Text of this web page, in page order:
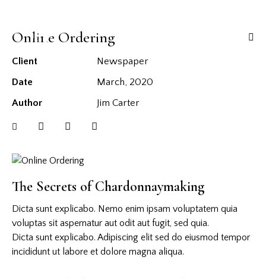
Online Ordering
Client
Newspaper
Date
March, 2020
Author
Jim Carter
The Secrets of Chardonnaymaking
Dicta sunt explicabo. Nemo enim ipsam voluptatem quia
voluptas sit aspernatur aut odit aut fugit, sed quia.
Dicta sunt explicabo. Adipiscing elit sed do eiusmod tempor
incididunt ut labore et dolore magna aliqua.